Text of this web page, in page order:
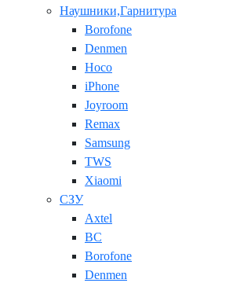
Наушники,Гарнитура
Borofone
Denmen
Hoco
iPhone
Joyroom
Remax
Samsung
TWS
Xiaomi
СЗУ
Axtel
BC
Borofone
Denmen